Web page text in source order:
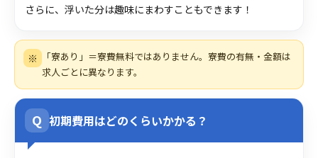
さらに、浮いた分は趣味にまわすこともできます！
※
「寮あり」＝寮費無料ではありません。寮費の有無・金額は
求人ごとに異なります。
Q 初期費用はどのくらいかかる？